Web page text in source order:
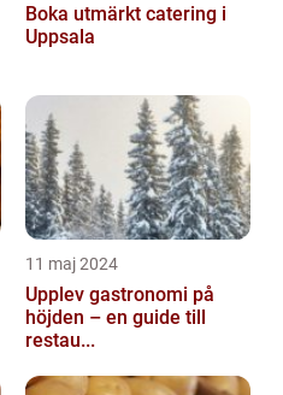
Boka utmärkt catering i
Uppsala
11 maj 2024
Upplev gastronomi på
höjden – en guide till
restau...